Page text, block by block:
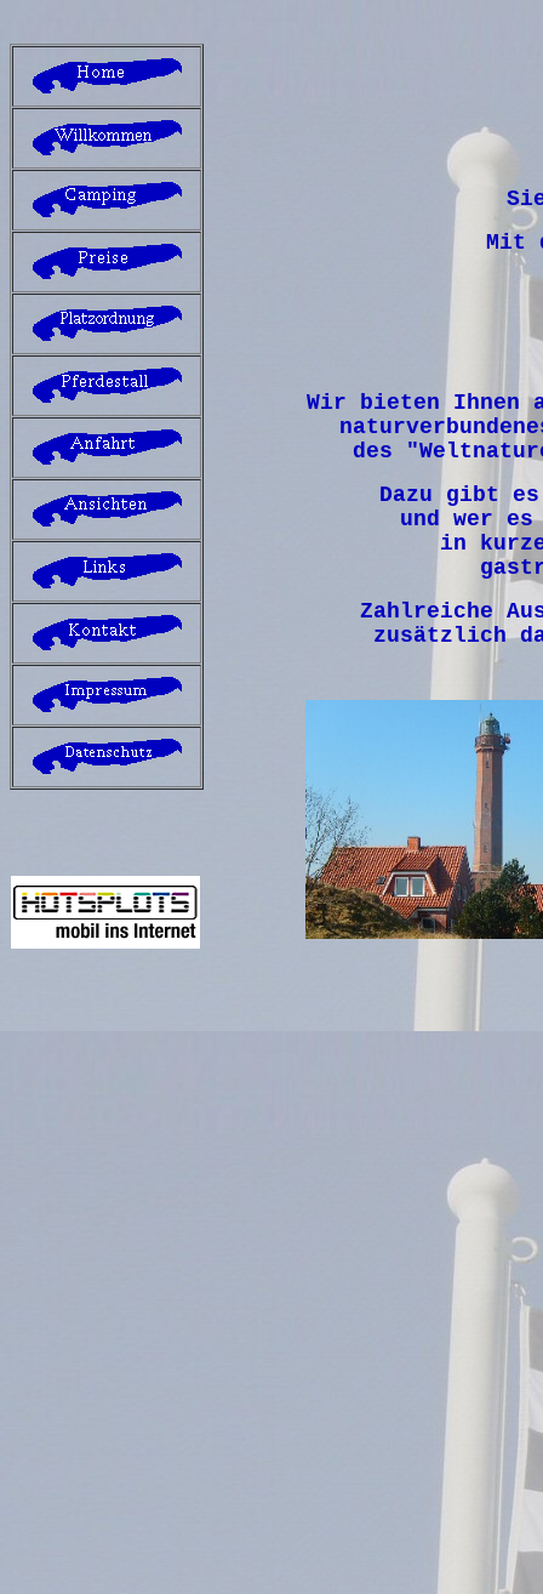
Mit
Wir bieten Ihnen
des
Dazu gibt
und wer
in
Zahlreiche
zusätzlich